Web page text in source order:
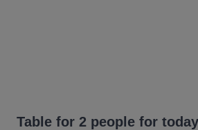
Table for 2 people for today